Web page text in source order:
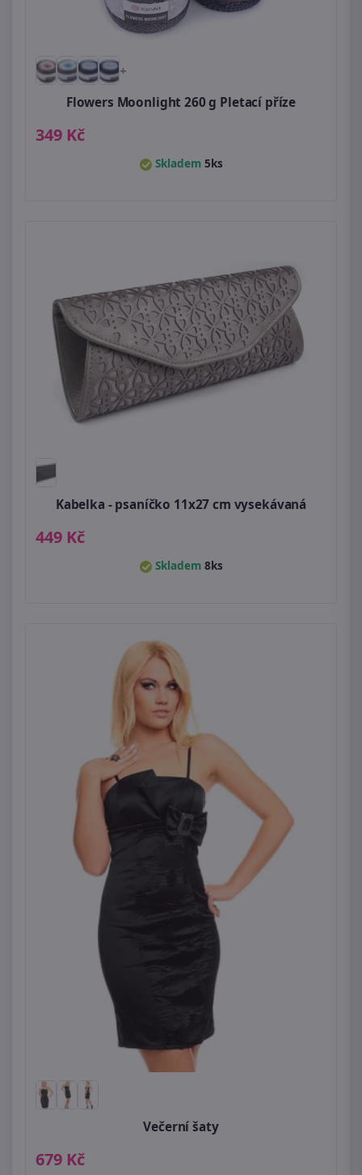
+
Flowers Moonlight 260 g Pletací příze
349 Kč
Skladem 5ks
Kabelka - psaníčko 11x27 cm vysekávaná
449 Kč
Skladem 8ks
Večerní šaty
679 Kč